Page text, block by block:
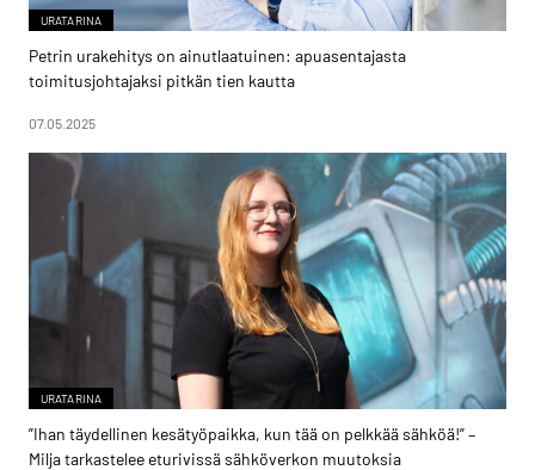
URATARINA
Petrin urakehitys on ainutlaatuinen: apuasentajasta
toimitusjohtajaksi pitkän tien kautta
07.05.2025
URATARINA
”Ihan täydellinen kesätyöpaikka, kun tää on pelkkää sähköä!” –
Milja tarkastelee eturivissä sähköverkon muutoksia